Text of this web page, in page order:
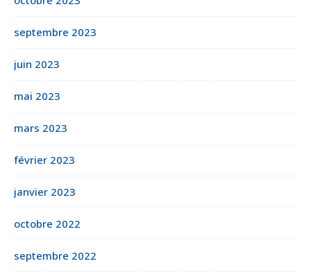
septembre 2023
juin 2023
mai 2023
mars 2023
février 2023
janvier 2023
octobre 2022
septembre 2022